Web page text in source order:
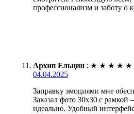
профессионализм и заботу о
Архип Ельцин : ★ ★ ★ ★ ★
04.04.2025
Заправку эмоциями мне
Заказал фото 30х30 с
идеально. Удобный